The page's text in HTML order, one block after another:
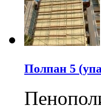
Полпан 5